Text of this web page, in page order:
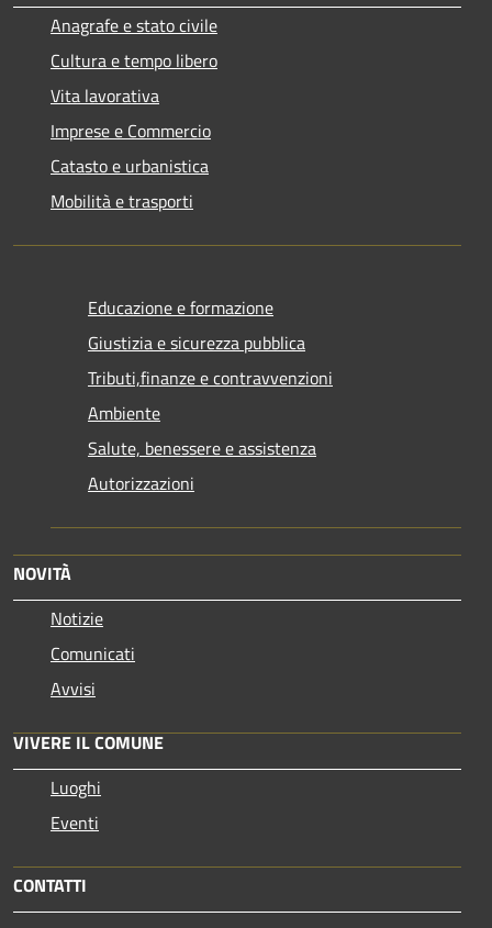
Anagrafe e stato civile
Cultura e tempo libero
Vita lavorativa
Imprese e Commercio
Catasto e urbanistica
Mobilità e trasporti
Educazione e formazione
Giustizia e sicurezza pubblica
Tributi,finanze e contravvenzioni
Ambiente
Salute, benessere e assistenza
Autorizzazioni
NOVITÀ
Notizie
Comunicati
Avvisi
VIVERE IL COMUNE
Luoghi
Eventi
CONTATTI